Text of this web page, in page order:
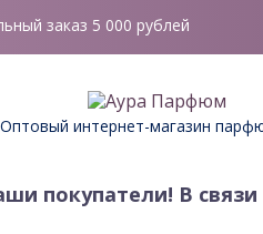
заказ 5 000 рублей
Оптовый интернет-магазин
покупатели! В